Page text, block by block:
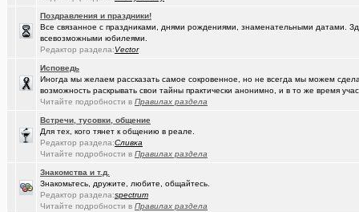
Brugmann,VEKA,Gealan - надёжные Балконы и Окна ПВХ в Омске.
Добро пожаловать! Принципы общения на Омском форуме!(AlexAdmin)
Цифровое телевидение в Омске
Песни об Омске(омич) +234
Погода в Омске / Прогноз погоды в Омске
Поздравления и праздники!
Все связанное с праздниками, днями рождениями, знаменательными датами.
всевозможными юбилеями.
Редактор раздела:Vector
Исповедь
Иногда мы желаем рассказать самое сокровенное, но не всегда мы можем
возможность раскрывать свои тайны практически анонимно, и в то же время
Читайте подробности в Правилах раздела
Встречи, тусовки, общение
Для тех, кого тянет к общению в реале.
Редактор раздела:Сливка
Читайте подробности в Правилах раздела
Знакомства и т.д.
Знакомьтесь, дружите, любите, общайтесь.
Редактор раздела:spectrum
Читайте подробности в Правилах раздела